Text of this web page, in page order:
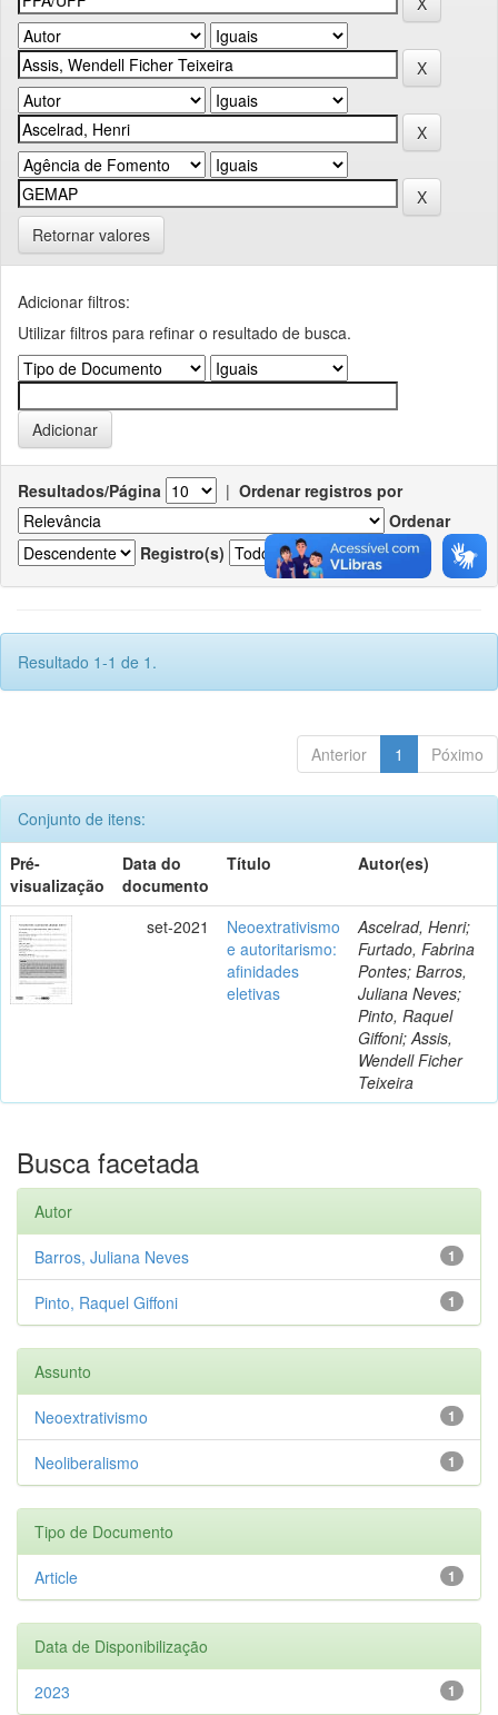
Retornar valores
Adicionar filtros:
Utilizar filtros para refinar o resultado de busca.
Resultados/Página | Ordenar registros por
Ordenar
Registro(s)
Resultado 1-1 de 1.
Anterior 1 Póximo
Conjunto de itens:
Pré-
visualização
Data do
documento
Título Autor(es)
set-2021
Neoextrativismo
e autoritarismo:
afinidades
eletivas
Ascelrad, Henri;
Furtado, Fabrina
Pontes; Barros,
Juliana Neves;
Pinto, Raquel
Giffoni; Assis,
Wendell Ficher
Teixeira
Busca facetada
Autor
1
Barros, Juliana Neves
1
Pinto, Raquel Giffoni
Assunto
1
Neoextrativismo
1
Neoliberalismo
Tipo de Documento
1
Article
Data de Disponibilização
1
2023